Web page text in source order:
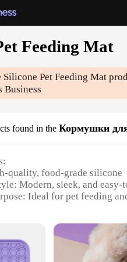
Feeding Mat
Silicone Pet Feeding Mat
Business
found in the Кормушки
quality, food-grade silicone
Modern, sleek, and easy-
Ideal for pet feeding
Available in various sizes to